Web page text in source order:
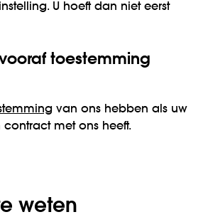
U hoeft dan niet eerst
toestemming
van ons hebben als uw
met ons heeft.
weten